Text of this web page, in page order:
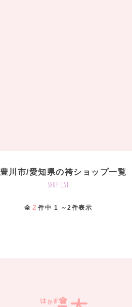
豊川市/愛知県の袴ショップ一覧
shop list
全 2 件中 1 ～2件表示